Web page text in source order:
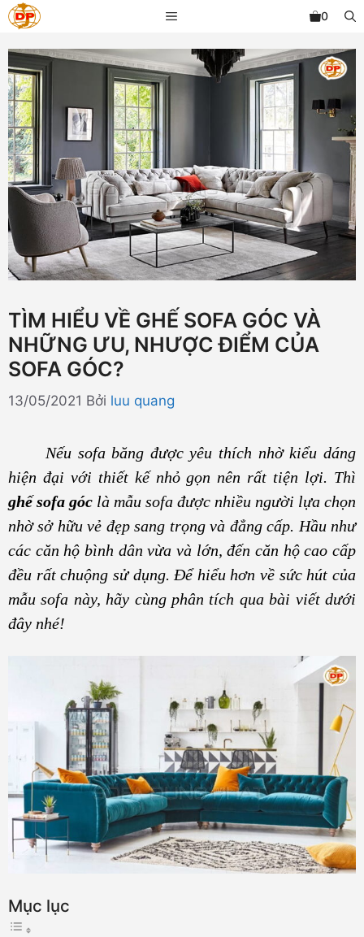
Chuyển
đến
nội
dung
MENU 0
TÌM HIỂU VỀ GHẾ SOFA GÓC VÀ
NHỮNG ƯU, NHƯỢC ĐIỂM CỦA
SOFA GÓC?
13/05/2021 Bởi luu quang
Nếu sofa băng được yêu thích nhờ kiểu dáng
hiện đại với thiết kế nhỏ gọn nên rất tiện lợi. Thì
ghế sofa góc là mẫu sofa được nhiều người lựa chọn
nhờ sở hữu vẻ đẹp sang trọng và đẳng cấp. Hầu như
các căn hộ bình dân vừa và lớn, đến căn hộ cao cấp
đều rất chuộng sử dụng. Để hiểu hơn về sức hút của
mẫu sofa này, hãy cùng phân tích qua bài viết dưới
đây nhé!
Mục lục